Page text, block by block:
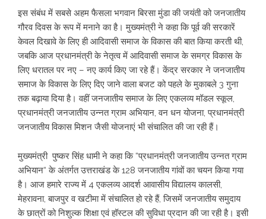
इस संबंध में सबसे अहम फैसला भगवान बिरसा मुंडा की जयंती को जनजातीय
गौरव दिवस के रूप में मनाने का है। मुख्यमंत्री ने कहा कि पूर्व की सरकारें
केवल दिखावे के लिए ही आदिवासी समाज के विकास की बात किया करती थी,
जबकि आज प्रधानमंत्री के नेतृत्व में आदिवासी समाज के समग्र विकास के
लिए धरातल पर नए – नए कार्य किए जा रहे हैं। केंद्र सरकार ने जनजातीय
समाज के विकास के लिए दिए जाने वाला बजट को पहले के मुकाबले 3 गुना
तक बढ़ाया दिया है। वहीं जनजातीय समाज के लिए एकलव्य मॉडल स्कूल,
प्रधानमंत्री जनजातीय उन्नत ग्राम अभियान, वन धन योजना, प्रधानमंत्री
जनजातीय विकास मिशन जैसी योजनाएं भी संचालित की जा रही हैं।
मुख्यमंत्री पुष्कर सिंह धामी ने कहा कि “प्रधानमंत्री जनजातीय उन्नत ग्राम
अभियान“ के अंतर्गत उत्तराखंड के 128 जनजातीय गांवों का चयन किया गया
है। आज हमारे राज्य में 4 एकलव्य आदर्श आवासीय विद्यालय कालसी,
मेहरावना, बाजपुर व खटीमा में संचालित हो रहे हैं, जिसमें जनजातीय समुदाय
के छात्रों को निशुल्क शिक्षा एवं हॉस्टल की सुविधा प्रदान की जा रही है। इसी